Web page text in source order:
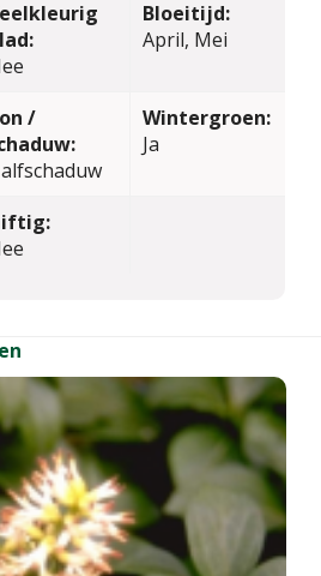
Bloeitijd:
April, Mei
/
Wintergroen:
Ja